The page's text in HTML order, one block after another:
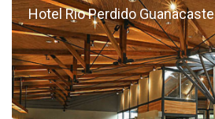
Hotel Rio Perdido Guanacaste